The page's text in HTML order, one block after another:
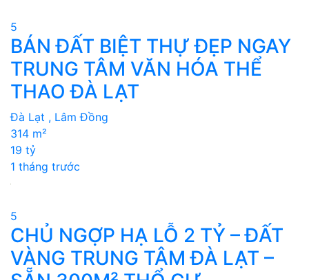
5
BÁN ĐẤT BIỆT THỰ ĐẸP NGAY
TRUNG TÂM VĂN HÓA THỂ
THAO ĐÀ LẠT
Đà Lạt , Lâm Đồng
314 m²
19 tỷ
1 tháng trước
5
CHỦ NGỢP HẠ LỖ 2 TỶ – ĐẤT
VÀNG TRUNG TÂM ĐÀ LẠT –